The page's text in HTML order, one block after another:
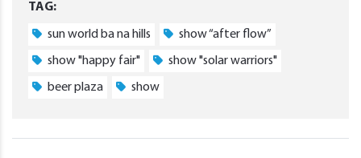
TAG:
sun world ba na hills show “after flow”
show "happy fair" show "solar warriors"
beer plaza show